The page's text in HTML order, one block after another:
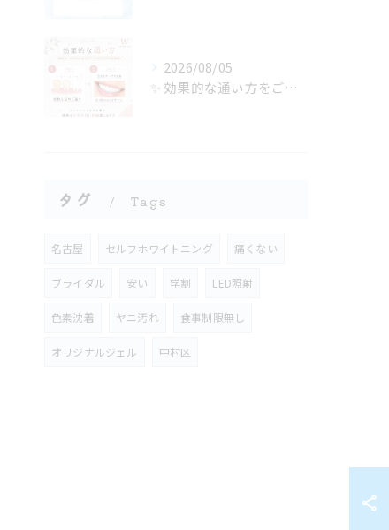
2026/08/05
✨ 効果的な通い方をご紹介🦷🤍
タグ Tags
名古屋 セルフホワイトニング 痛くない
ブライダル 安い 学割 LED照射
色素沈着 ヤニ汚れ 食事制限無し
オリジナルジェル 中村区